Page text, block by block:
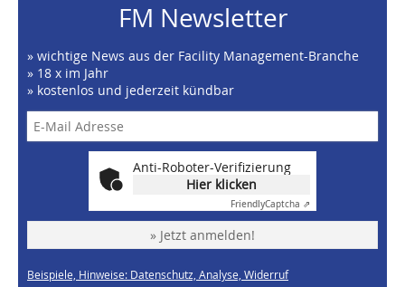
FM Newsletter
» wichtige News aus der Facility Management-Branche
» 18 x im Jahr
» kostenlos und jederzeit kündbar
Anti-Roboter-Verifizierung
Hier klicken
FriendlyCaptcha ⇗
» Jetzt anmelden!
Beispiele, Hinweise: Datenschutz, Analyse, Widerruf